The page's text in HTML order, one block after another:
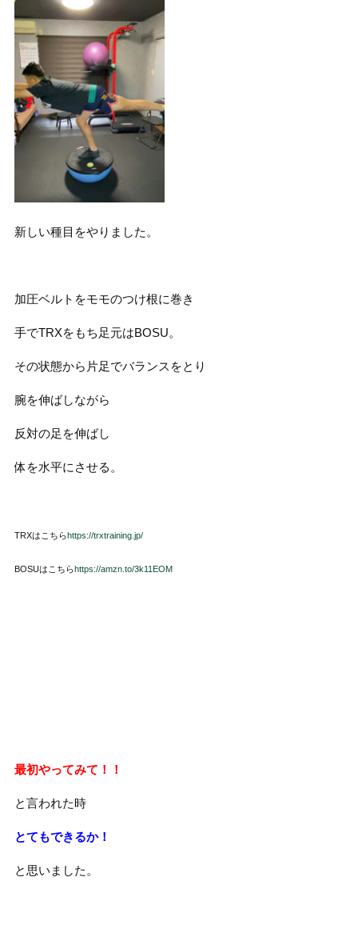
新しい種目をやりました。
加圧ベルトをモモのつけ根に巻き
手でTRXをもち足元はBOSU。
その状態から片足でバランスをとり
腕を伸ばしながら
反対の足を伸ばし
体を水平にさせる。
TRXはこちらhttps://trxtraining.jp/
BOSUはこちらhttps://amzn.to/3k11EOM
最初やってみて！！
と言われた時
とてもできるか！
と思いました。